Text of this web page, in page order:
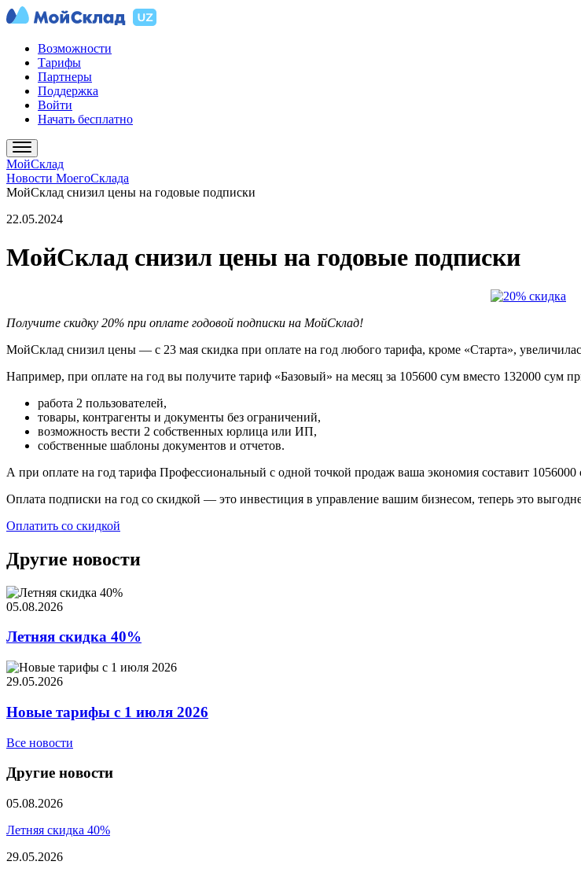
Возможности
Тарифы
Партнеры
Поддержка
Войти
Начать бесплатно
МойСклад
Новости МоегоСклада
МойСклад снизил цены на годовые подписки
22.05.2024
МойСклад снизил цены на годовые подписки
Получите скидку 20% при оплате годовой подписки на МойСклад!
МойСклад снизил цены — с 23 мая скидка при оплате на год любого тарифа, кроме «Старта»,
Например, при оплате на год вы получите тариф «Базовый» на месяц за 105600 сум вместо 132000 сум
работа 2 пользователей,
товары, контрагенты и документы без ограничений,
возможность вести 2 собственных юрлица или ИП,
собственные шаблоны документов и отчетов.
А при оплате на год тарифа Профессиональный с одной точкой продаж ваша экономия составит 1056000
Оплата подписки на год со скидкой — это инвестиция в управление вашим бизнесом, теперь это
Оплатить со скидкой
Другие новости
05.08.2026
Летняя скидка 40%
29.05.2026
Новые тарифы с 1 июля 2026
Все новости
Другие новости
05.08.2026
Летняя скидка 40%
29.05.2026